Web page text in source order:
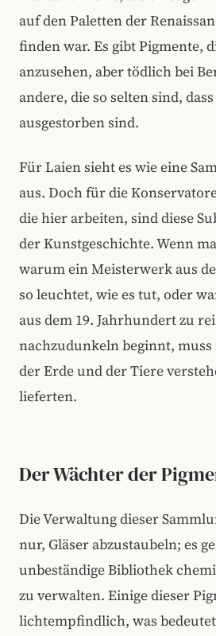
auf den Paletten der
finden war. Es gibt Pigmente,
anzusehen, aber tödlich bei
andere, die so selten sind,
ausgestorben sind.
Für Laien sieht es wie eine
aus. Doch für die
die hier arbeiten, sind diese
der Kunstgeschichte. Wenn
warum ein Meisterwerk aus
so leuchtet, wie es tut, oder
aus dem 19. Jahrhundert zu
nachzudunkeln beginnt, muss
der Erde und der Tiere
lieferten.
Der Wächter der
Die Verwaltung dieser
nur, Gläser abzustaubeln; es
unbeständige Bibliothek
zu verwalten. Einige dieser
lichtempfindlich, was